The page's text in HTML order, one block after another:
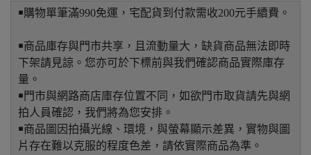
￭購物單筆滿990免運，宅配貨到付款需收200元手續費。
￭商品庫存與門市共享，且流動量大，缺貨商品無法即時
下架請見諒。您亦可於下標前與我們確認商品實際庫存
量。
￭門市與網路商店庫存位置不同，如欲門市取貨請先與網
拍人員確認，我們將為您安排。
￭商品圖因拍攝光線、環境，與螢幕顯示差異，實物與圖
片存在難以克服的程度色差，請依實際商品為準。